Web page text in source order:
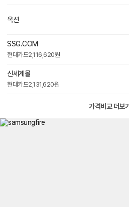
옥션
SSG.COM
현대카드2,116,620원
신세계몰
현대카드2,131,620원
가격비교 더보기